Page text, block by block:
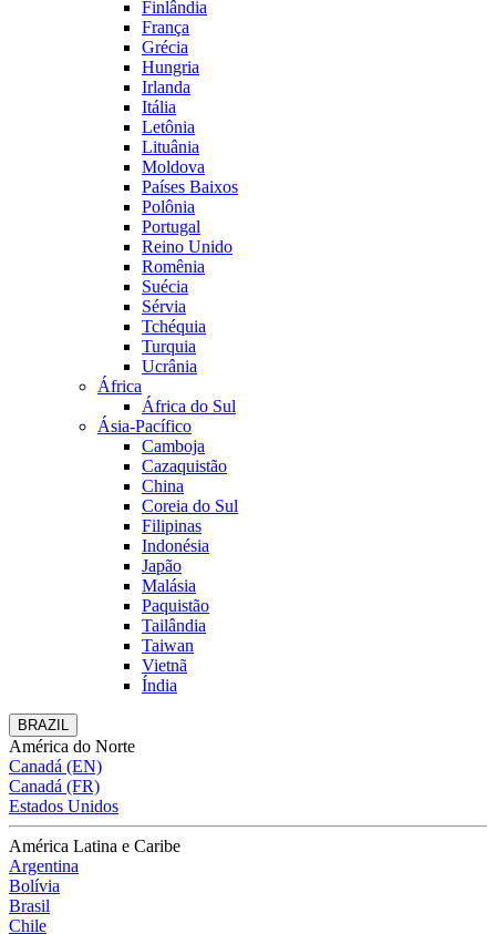
Finlândia
França
Grécia
Hungria
Irlanda
Itália
Letônia
Lituânia
Moldova
Países Baixos
Polônia
Portugal
Reino Unido
Romênia
Suécia
Sérvia
Tchéquia
Turquia
Ucrânia
África
África do Sul
Ásia-Pacífico
Camboja
Cazaquistão
China
Coreia do Sul
Filipinas
Indonésia
Japão
Malásia
Paquistão
Tailândia
Taiwan
Vietnã
Índia
BRAZIL
América do Norte
Canadá (EN)
Canadá (FR)
Estados Unidos
América Latina e Caribe
Argentina
Bolívia
Brasil
Chile